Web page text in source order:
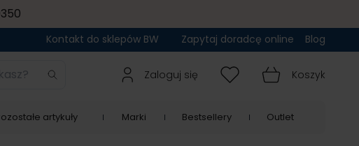
Kontakt do sklepów BW Zapytaj doradcę online Blog
Zaloguj się Koszyk
artykuły Marki Bestsellery Outlet